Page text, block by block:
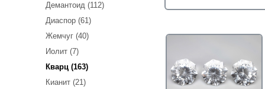
Демантоид (112)
Диаспор (61)
Жемчуг (40)
Иолит (7)
Кварц (163)
Кианит (21)